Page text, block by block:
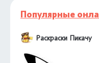
Популярные
Раскраски Пикачу